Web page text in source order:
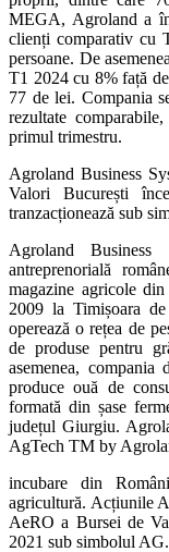
MEGA, Agroland a
clienți comparativ cu
persoane. De
T1 2024 cu 8% față
77 de lei. Compania
rezultate
primul trimestru.
Agroland Business
Valori București
tranzacționează sub
Agroland
antreprenorială
magazine agricole
2009 la Timișoara
operează o rețea de
de produse pentru
asemenea,
produce ouă de
formată din șase
județul Giurgiu.
AgTech TM by
incubare din
agricultură. Acțiunile
AeRO a Bursei de
2021 sub simbolul AG.